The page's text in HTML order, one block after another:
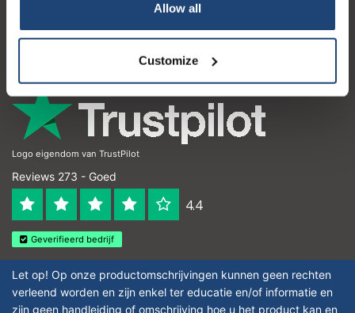
Allow all
Customize
Contactgegevens
Logo eigendom van TrustPilot
Reviews 273 - Goed
4.4
Geverifieerd bedrijf
Let op! Op onze productomschrijvingen kunnen geen rechten
verleend worden en zijn enkel ter educatie en/of informatie en
zijn geen handleiding of omschrijving hoe u het product kan en